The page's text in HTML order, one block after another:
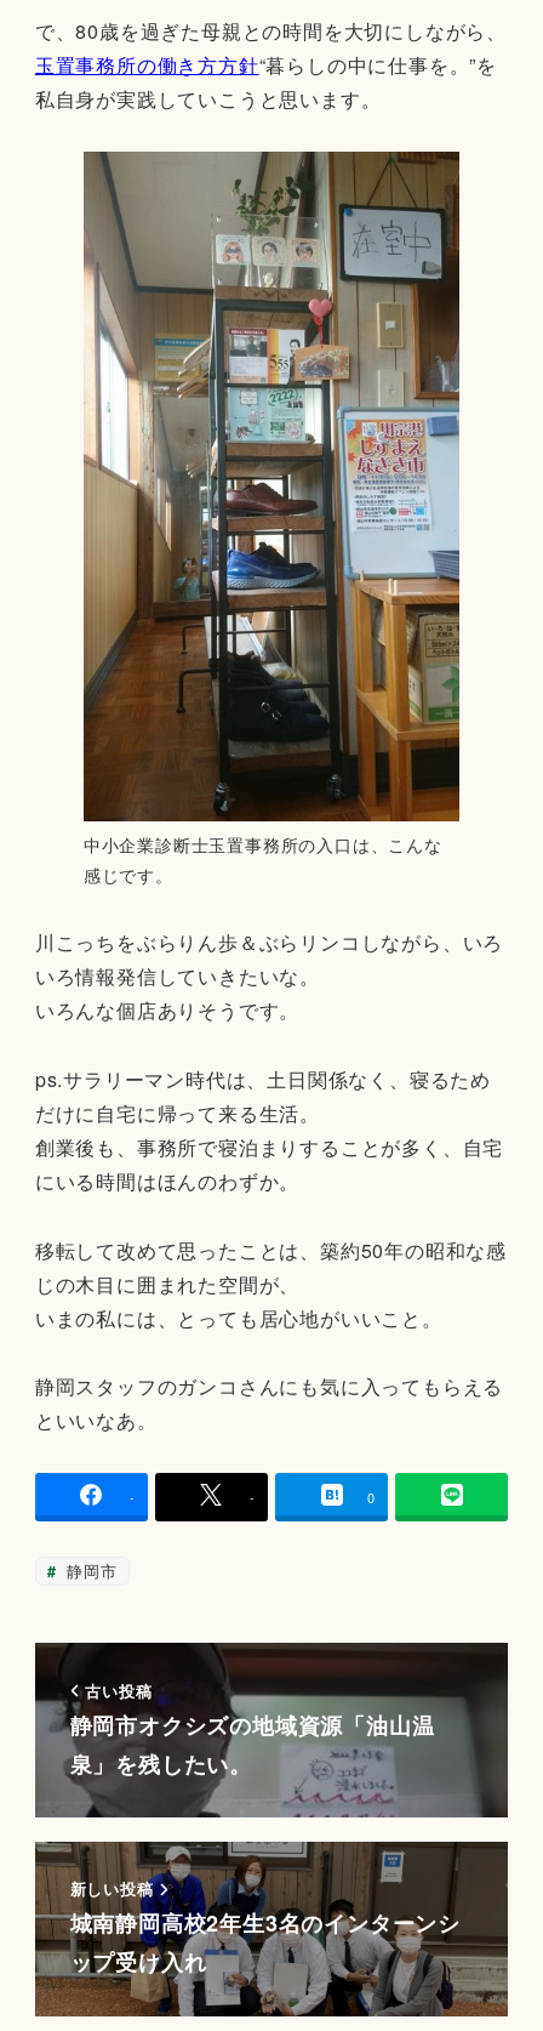
で、80歳を過ぎた母親との時間を大切にしながら、
玉置事務所の働き方方針“暮らしの中に仕事を。”を
私自身が実践していこうと思います。
中小企業診断士玉置事務所の入口は、こんな
感じです。
川こっちをぶらりん歩＆ぶらリンコしながら、いろ
いろ情報発信していきたいな。
いろんな個店ありそうです。
ps.サラリーマン時代は、土日関係なく、寝るため
だけに自宅に帰って来る生活。
創業後も、事務所で寝泊まりすることが多く、自宅
にいる時間はほんのわずか。
移転して改めて思ったことは、築約50年の昭和な感
じの木目に囲まれた空間が、
いまの私には、とっても居心地がいいこと。
静岡スタッフのガンコさんにも気に入ってもらえる
といいなあ。
- - 0
静岡市
古い投稿
静岡市オクシズの地域資源「油山温
泉」を残したい。
新しい投稿
城南静岡高校2年生3名のインターンシ
ップ受け入れ